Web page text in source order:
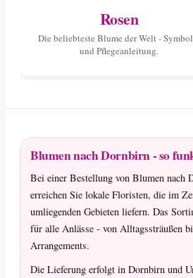
Rosen
Die beliebteste Blume der Welt -
und Pflegeanleitung.
Blumen nach Dornbirn - so
Bei einer Bestellung von Blumen nach
erreichen Sie lokale Floristen, die im
umliegenden Gebieten liefern. Das
für alle Anlässe - von Alltagssträußen
Arrangements.
Die Lieferung erfolgt in Dornbirn und